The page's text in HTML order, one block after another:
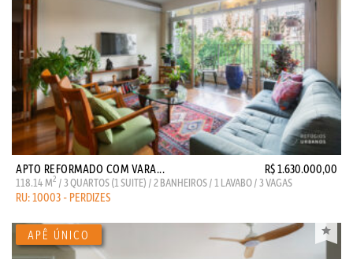
APTO REFORMADO COM VARA... R$ 1.630.000,00
118.14 M2 / 3 QUARTOS (1 SUITE) / 2 BANHEIROS / 1 LAVABO / 3 VAGAS
RU: 10003 - PERDIZES